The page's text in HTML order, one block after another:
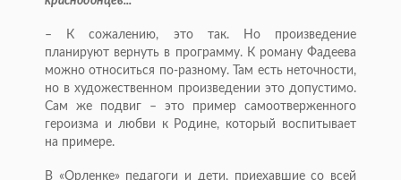
– К сожалению, это так. Но произведение
планируют вернуть в программу. К роману Фадеева
можно относиться по-разному. Там есть неточности,
но в художественном произведении это допустимо.
Сам же подвиг – это пример самоотверженного
героизма и любви к Родине, который воспитывает
на примере.
В «Орленке» педагоги и дети, приехавшие со всей